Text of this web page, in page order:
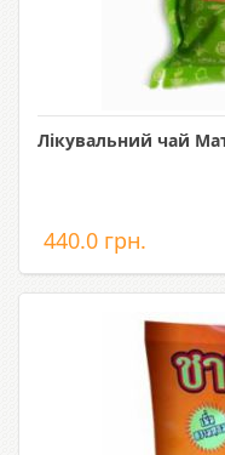
Лікувальний чай
440.0 грн.